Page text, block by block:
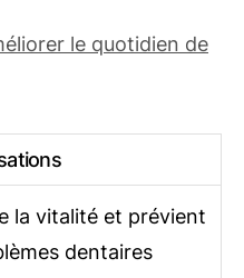
le quotidien de
la vitalité et prévient
dentaires